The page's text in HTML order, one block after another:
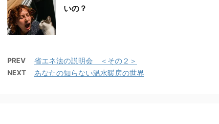
いの？
PREV 省エネ法の説明会 ＜その２＞
NEXT あなたの知らない温水暖房の世界